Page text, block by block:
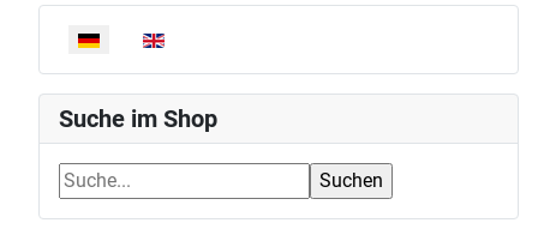
Sprache auswählen
Suche im Shop